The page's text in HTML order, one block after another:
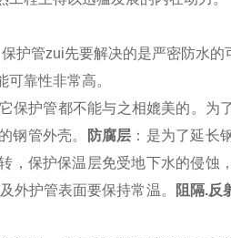
护管zui先要解决的是严密防水
靠性非常高。
保护管都不能与之相媲美的。为
钢管外壳。
防腐层 ：是为了延长
，保护保温层免受地下水的侵蚀
外护管表面要保持常温。 阻隔.反